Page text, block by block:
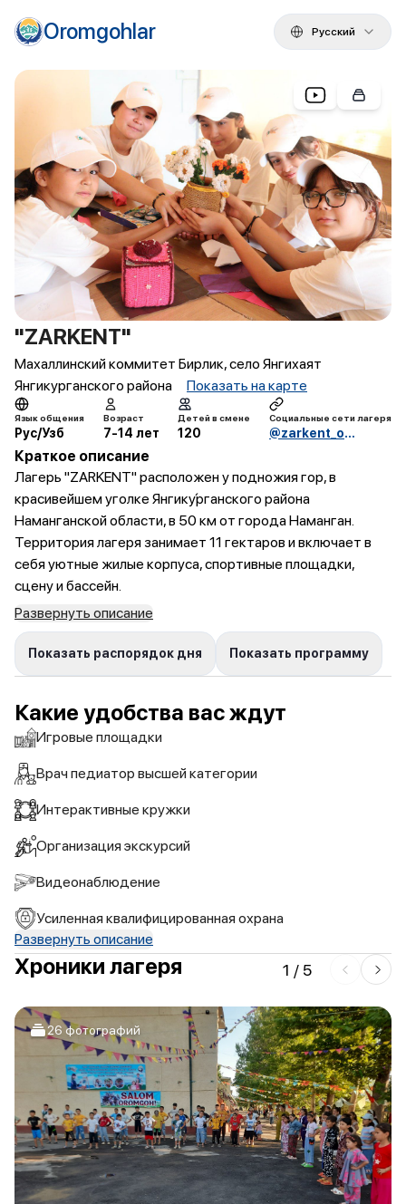
Oromgohlar Русский
"ZARKENT"
Махаллинский коммитет Бирлик, село Янгихаят
Янгикурганского района
Показать на карте
Язык общения
Рус/Узб
Возраст
7-14 лет
Детей в смене
120
Социальные сети лагеря
@zarkent_oromgoh
Краткое описание
Лагерь "ZARKENT" расположен у подножия гор, в
красивейшем уголке Янгику́рганского района
Наманганской области, в 50 км от города Наманган.
Территория лагеря занимает 11 гектаров и включает в
себя уютные жилые корпуса, спортивные площадки,
сцену и бассейн.
Развернуть описание
Показать распорядок дня Показать программу
Какие удобства вас ждут
Игровые площадки
Врач педиатор высшей категории
Интерактивные кружки
Организация экскурсий
Видеонаблюдение
Усиленная квалифицированная охрана
Развернуть описание
Хроники лагеря 1 / 5
26 фотографий